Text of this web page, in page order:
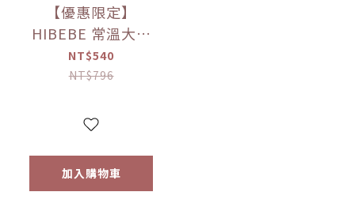
【優惠限定】
HIBEBE 常溫大寶
寶粥系列 雙花豬肉
粥/蓮藕雞肉粥/栗子
(四包入/組)（9個月
NT$540
NT$796
加入購物車